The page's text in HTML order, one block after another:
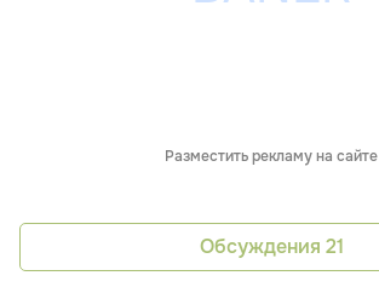
Разместить рекламу на сайте
Обсуждения 21